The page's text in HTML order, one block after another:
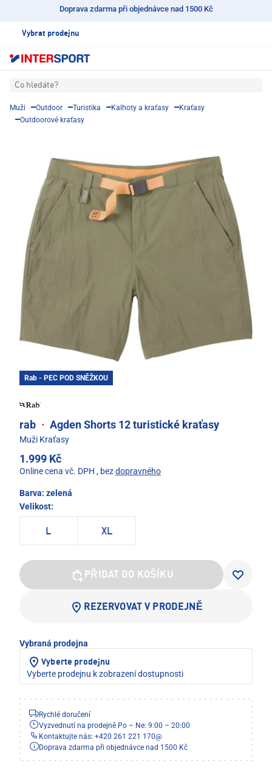
Doprava zdarma při objednávce nad 1500 Kč
Vybrat prodejnu
Co hledáte?
Muži Outdoor Turistika Kalhoty a kraťasy
Kraťasy
Outdoorové kraťasy
Rab - PEC POD SNĚŽKOU
rab · Agden Shorts 12 turistické kraťasy
Muži Kraťasy
1.999 Kč
Online cena vč. DPH , bezdopravného
Barva: zelená
Velikost:
L XL
PŘIDAT DO KOŠÍKU
REZERVOVAT V PRODEJNĚ
Vybraná prodejna
Vyberte prodejnu
Vyberte prodejnu k zobrazení dostupnosti
Rychlé doručení
Vyzvednutí na prodejně Po – Ne: 9:00 – 20:00
Kontaktujte nás: +420 261 221 170@
Doprava zdarma při objednávce nad 1500 Kč